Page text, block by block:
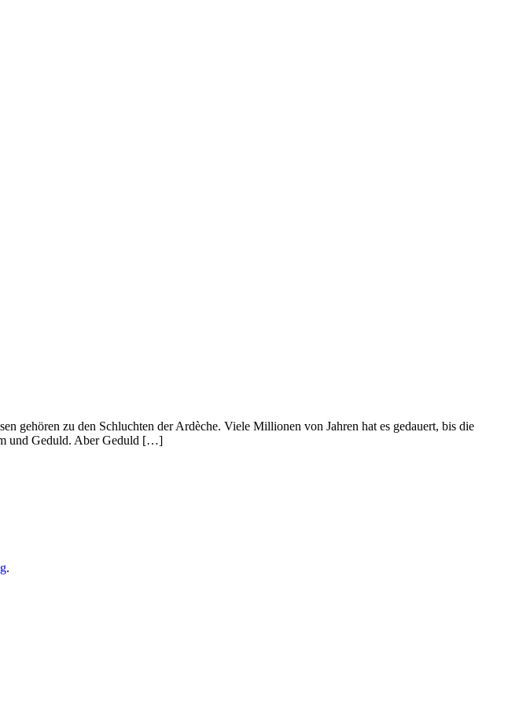
gehören zu den Schluchten der Ardèche. Viele Millionen von Jahren hat es gedauert, bis die
und Geduld. Aber Geduld […]
.